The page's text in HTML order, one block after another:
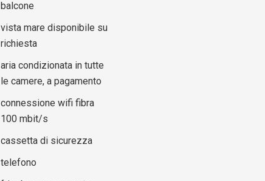
balcone
vista mare disponibile su
richiesta
aria condizionata in tutte
le camere, a pagamento
connessione wifi fibra
100 mbit/s
cassetta di sicurezza
telefono